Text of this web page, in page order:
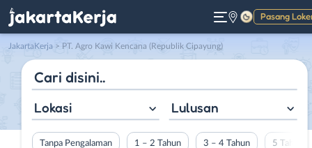
Pasang
Gelap
JakartaKerja > PT. Agro Kawi Kencana (Republik Cipayung)
Lokasi Lulusan
Tanpa Pengalaman 1 – 2 Tahun 3 – 4 Tahun 5 Tahun